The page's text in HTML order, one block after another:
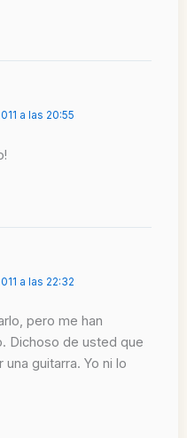
a las 20:55
a las 22:32
pero me han
Dichoso de usted que
guitarra. Yo ni lo